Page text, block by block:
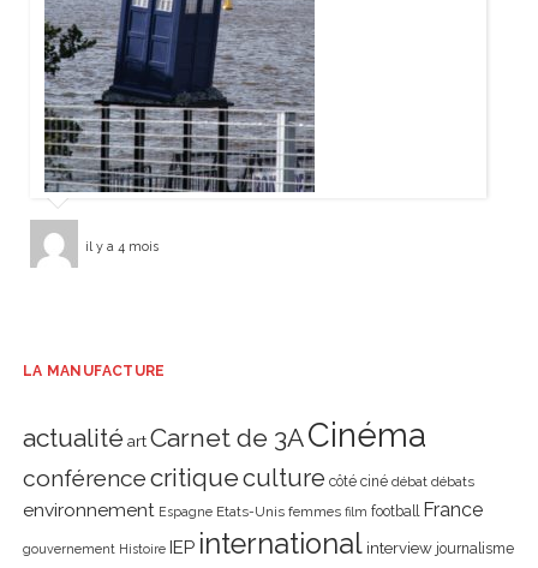
il y a 4 mois
LA MANUFACTURE
actualité art Carnet de 3ACinéma
conférencecritiqueculture côté ciné débat débats
environnement Espagne Etats-Unis femmes film football France
gouvernement Histoire IEP international interview journalisme